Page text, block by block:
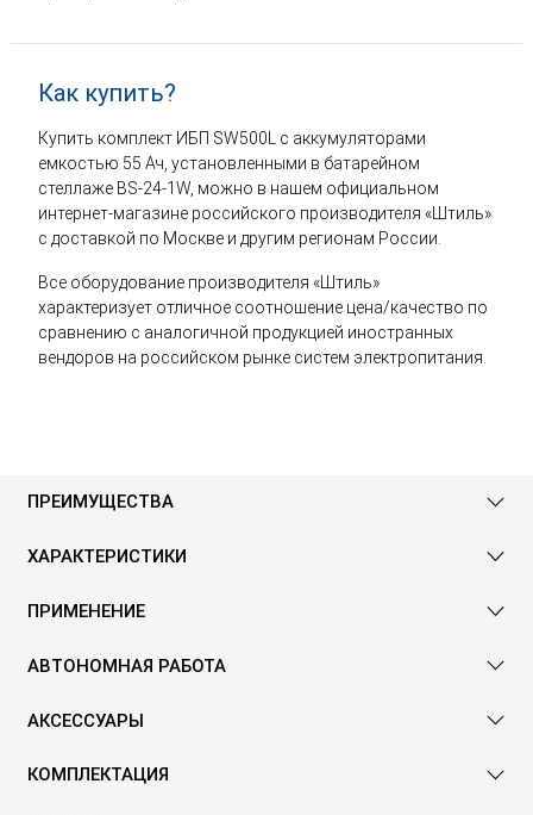
Как купить?
Купить комплект ИБП SW500L с аккумуляторами
емкостью 55 Ач, установленными в батарейном
стеллаже BS-24-1W, можно в нашем официальном
интернет-магазине российского производителя «Штиль»
с доставкой по Москве и другим регионам России.
Все оборудование производителя «Штиль»
характеризует отличное соотношение цена/качество по
сравнению с аналогичной продукцией иностранных
вендоров на российском рынке систем электропитания.
ПРЕИМУЩЕСТВА
ХАРАКТЕРИСТИКИ
ПРИМЕНЕНИЕ
АВТОНОМНАЯ РАБОТА
АКСЕССУАРЫ
КОМПЛЕКТАЦИЯ